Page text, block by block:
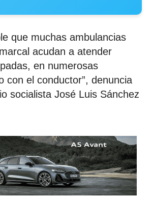
que muchas ambulancias
acudan a atender
en numerosas
con el conductor”, denuncia
socialista José Luis Sánchez